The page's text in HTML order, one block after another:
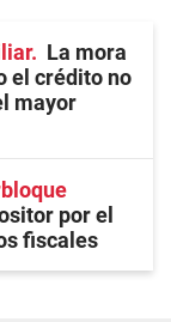
La mora
el crédito no
mayor
por el
fiscales